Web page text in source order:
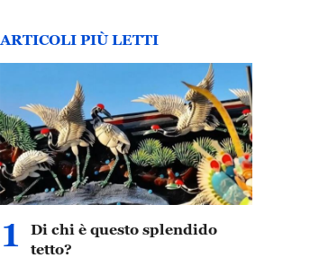
ARTICOLI PIÙ LETTI
1
Di chi è questo splendido
tetto?